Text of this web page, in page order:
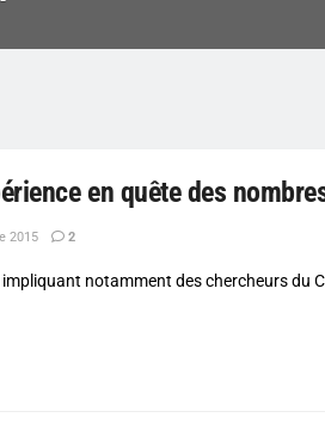
en quête des
2015 2
notamment des chercheurs du